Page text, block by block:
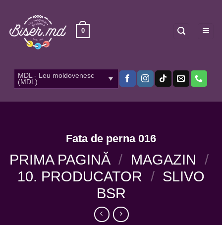
content
0
MDL - Leu moldovenesc
(MDL)
Fata de perna 016
PRIMA PAGINĂ / MAGAZIN /
10. PRODUCATOR / SLIVO
BSR